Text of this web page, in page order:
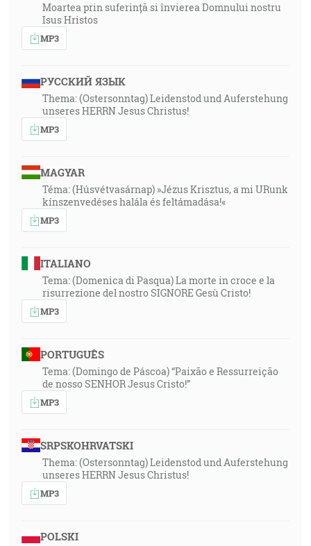
Moartea prin suferință si învierea Domnului nostru
Isus Hristos
MP3
РУССКИЙ ЯЗЫК
Thema: (Ostersonntag) Leidenstod und Auferstehung
unseres HERRN Jesus Christus!
MP3
MAGYAR
Téma: (Húsvétvasárnap) »Jézus Krisztus, a mi URunk
kínszenvedéses halála és feltámadása!«
MP3
ITALIANO
Tema: (Domenica di Pasqua) La morte in croce e la
risurrezione del nostro SIGNORE Gesù Cristo!
MP3
PORTUGUÊS
Tema: (Domingo de Páscoa) “Paixão e Ressurreição
de nosso SENHOR Jesus Cristo!”
MP3
SRPSKOHRVATSKI
Thema: (Ostersonntag) Leidenstod und Auferstehung
unseres HERRN Jesus Christus!
MP3
POLSKI